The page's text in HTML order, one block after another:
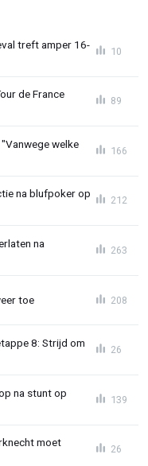
treft amper 16-
10
de France
89
welke
166
na blufpoker op
212
na
263
toe 208
8: Strijd om
26
na stunt op
139
moet
26